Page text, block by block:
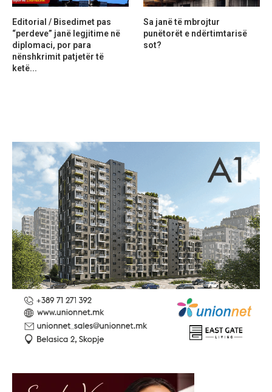
Editorial / Bisedimet pas
“perdeve” janë legjitime në
diplomaci, por para
nënshkrimit patjetër të
ketë...
Sa janë të mbrojtur
punëtorët e ndërtimtarisë
sot?